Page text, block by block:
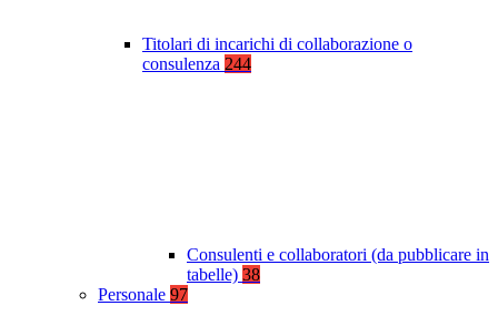
Titolari di incarichi di collaborazione o
consulenza 244
Consulenti e collaboratori (da pubblicare in
tabelle) 38
Personale 97